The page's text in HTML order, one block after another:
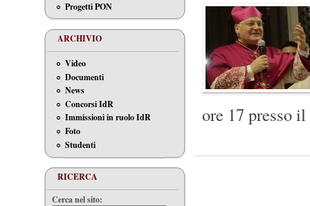
Progetti PON
ARCHIVIO
Video
Documenti
News
Concorsi IdR
Immissioni in ruolo IdR
Foto
Studenti
RICERCA
Cerca nel sito:
ore 17 presso